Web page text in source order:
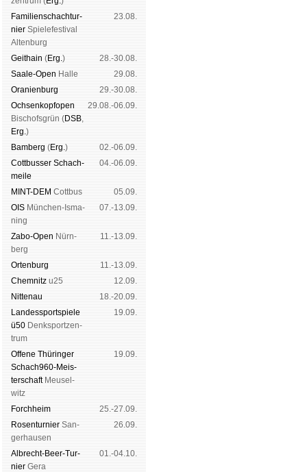
Familien­schach­tur­
nier Spiele­fes­ti­val
Al­ten­burg
23.08.
Geit­hain (Erg.)
28.-30.08.
Saale-Open Halle
29.08.
Oranien­burg
29.-30.08.
Och­sen­kopf­open
Bischofs­grün (DSB,
Erg.)
29.08.-06.09.
Bam­berg (Erg.)
02.-06.09.
Cott­busser Schach­
meile
04.-06.09.
MINT-DEM Cott­bus
05.09.
OIS Mün­chen-Is­ma­
ning
07.-13.09.
Zabo-Open Nürn­
berg
11.-13.09.
Orten­burg
11.-13.09.
Chem­nitz u25
12.09.
Nitte­nau
18.-20.09.
Landes­sport­spiele
ü50 Denk­sport­zen­
trum
19.09.
Offene Thü­rin­ger
Schach960-Meis­
ter­schaftMeu­sel­
witz
19.09.
Forch­heim
25.-27.09.
Rosen­tur­nier San­
ger­hau­sen
26.09.
Albrecht-Beer-Tur­
nier Ge­ra
01.-04.10.